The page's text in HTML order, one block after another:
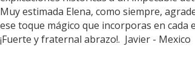
Muy estimada Elena, como siempre,
ese toque mágico que incorporas en cada
¡Fuerte y fraternal abrazo!.  Javier - Mexico